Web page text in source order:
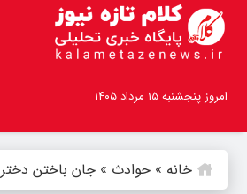
امروز پنجشنبه ۱۵ مرداد ۱۴۰۵
خانه » حوادث » جان باختن دختر ۴ ساله در خودرو به علت گرمای شدید رامهرمز | سایدا را در خودرو جا گذاشته بودند …